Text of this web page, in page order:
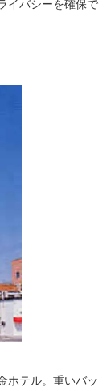
イバシーを確保で
ホテル。重いバッ